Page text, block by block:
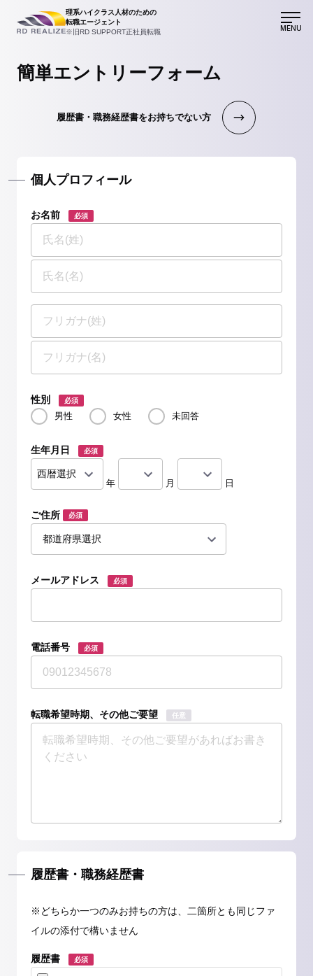
理系ハイクラス人材のための
転職エージェント
※旧RD SUPPORT正社員転職
MENU
簡単エントリーフォーム
履歴書・職務経歴書をお持ちでない方
個人プロフィール
お名前 必須
性別 必須
男性 女性 未回答
生年月日 必須
年 月 日
ご住所 必須
メールアドレス 必須
電話番号 必須
転職希望時期、その他ご要望 任意
履歴書・職務経歴書
※どちらか一つのみお持ちの方は、二箇所とも同じファ
イルの添付で構いません
履歴書 必須